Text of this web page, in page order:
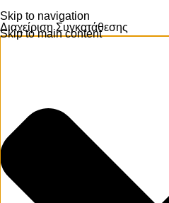
Διαχείριση Συγκατάθεσης
Skip to navigation
Skip to main content